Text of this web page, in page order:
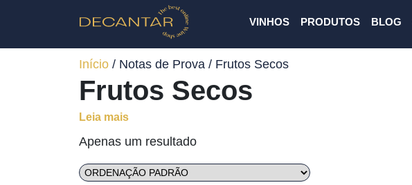
VINHOS PRODUTOS BLOG
Início / Notas de Prova / Frutos Secos
Frutos Secos
Leia mais
Apenas um resultado